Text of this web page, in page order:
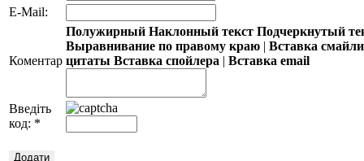
E-Mail:
Коментар
Полужирный Наклонный текст Подчеркнутый
Выравнивание по правому краю | Вставка
цитаты Вставка спойлера | Вставка email
Введіть
код: *